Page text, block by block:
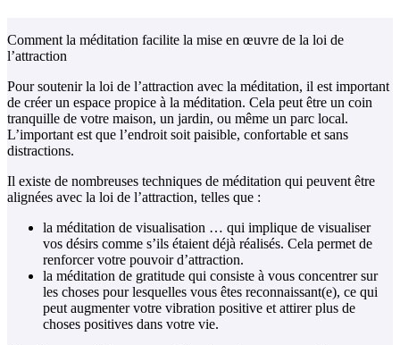
Comment la méditation facilite la mise en œuvre de la loi de
l’attraction
Pour soutenir la loi de l’attraction avec la méditation, il est important
de créer un espace propice à la méditation. Cela peut être un coin
tranquille de votre maison, un jardin, ou même un parc local.
L’important est que l’endroit soit paisible, confortable et sans
distractions.
Il existe de nombreuses techniques de méditation qui peuvent être
alignées avec la loi de l’attraction, telles que :
la méditation de visualisation … qui implique de visualiser
vos désirs comme s’ils étaient déjà réalisés. Cela permet de
renforcer votre pouvoir d’attraction.
la méditation de gratitude qui consiste à vous concentrer sur
les choses pour lesquelles vous êtes reconnaissant(e), ce qui
peut augmenter votre vibration positive et attirer plus de
choses positives dans votre vie.